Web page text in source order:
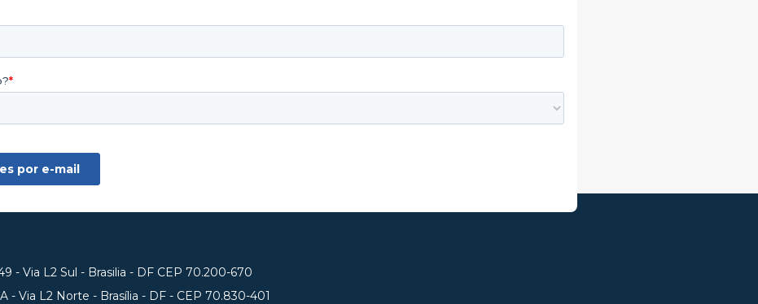
- Via L2 Sul - Brasilia - DF CEP 70.200-670
- Via L2 Norte - Brasília - DF - CEP 70.830-401